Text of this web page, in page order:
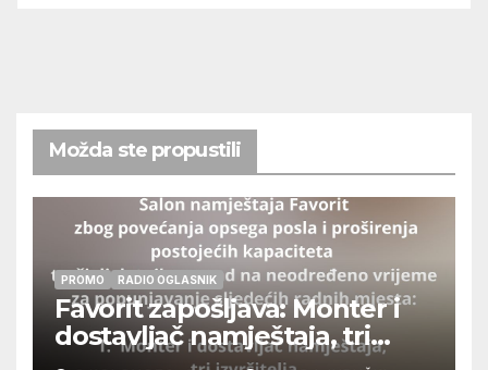
Možda ste propustili
PROMO RADIO OGLASNIK
Favorit zapošljava: Monter i
dostavljač namještaja, tri
izvršitelja